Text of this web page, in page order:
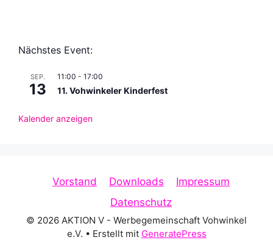
Nächstes Event:
SEP.
13
11:00 - 17:00
11. Vohwinkeler Kinderfest
Kalender anzeigen
Vorstand Downloads
Impressum
Datenschutz
© 2026 AKTION V - Werbegemeinschaft Vohwinkel
e.V. • Erstellt mit GeneratePress